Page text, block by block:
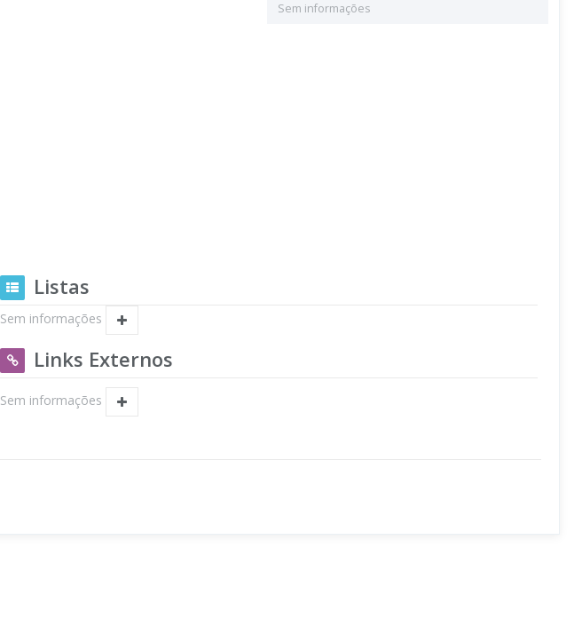
Sem informações
Listas
Sem informações
Links Externos
Sem informações